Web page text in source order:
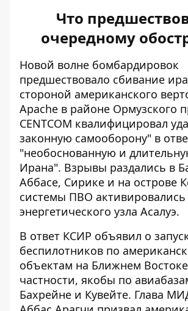
Что
очередному
Новой волне бомбардировок
предшествовало сбивание
стороной американского
Apache в районе Ормузского
CENTCOM квалифицировал
законную самооборону" в
"необоснованную и
Ирана". Взрывы раздались в
Аббасе, Сирике и на острове
системы ПВО активировались
энергетического узла Асалуэ.
В ответ КСИР объявил о
беспилотников по
объектам на Ближнем
частности, якобы по
Бахрейне и Кувейте. Глава